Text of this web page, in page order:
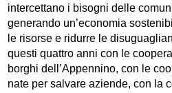
intercettano i bisogni delle
generando un’economia
le risorse e ridurre le
questi quattro anni con le
borghi dell’Appennino, con le
nate per salvare aziende, con la